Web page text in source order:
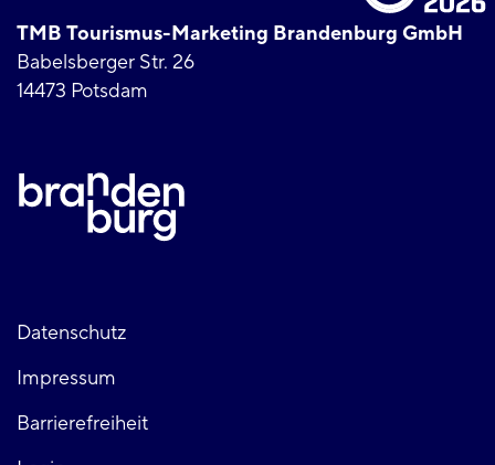
TMB Tourismus-Marketing Brandenburg GmbH
Babelsberger Str. 26
14473 Potsdam
Fußzeile
links
Datenschutz
Impressum
Barrierefreiheit